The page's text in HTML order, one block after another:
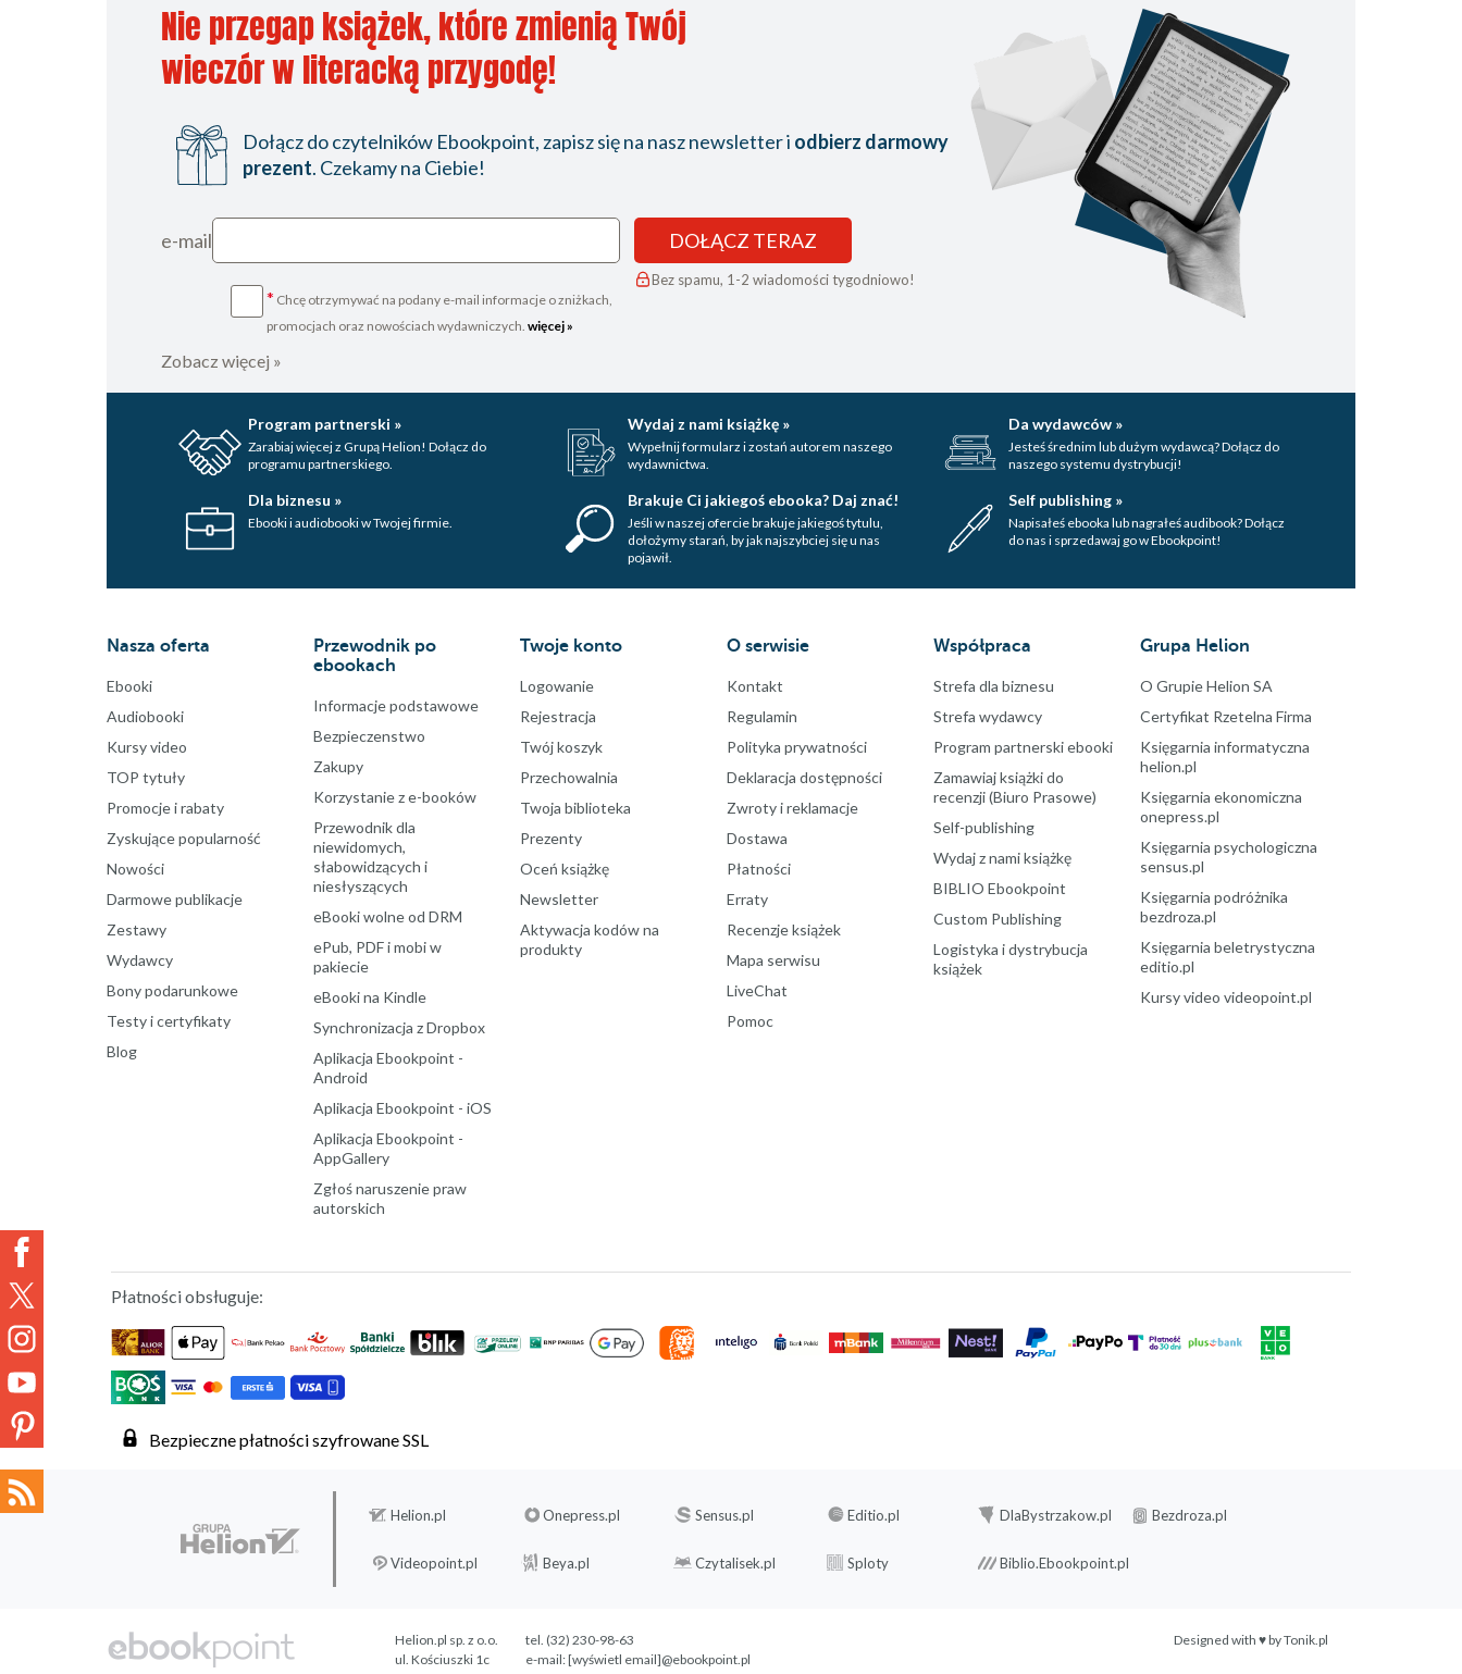
Nie przegap książek, które zmienią Twój
wieczór w literacką przygodę!
Dołącz do czytelników Ebookpoint, zapisz się na nasz newsletter i odbierz darmowy
prezent. Czekamy na Ciebie!
e-mail
* Chcę otrzymywać na podany e-mail informacje o zniżkach,
promocjach oraz nowościach wydawniczych. więcej »
DOŁĄCZ TERAZ
Bez spamu, 1-2 wiadomości tygodniowo!
Zobacz więcej »
Program partnerski »
Zarabiaj więcej z Grupą Helion! Dołącz do
programu partnerskiego.
Wydaj z nami książkę »
Wypełnij formularz i zostań autorem naszego
wydawnictwa.
Da wydawców »
Jesteś średnim lub dużym wydawcą? Dołącz do
naszego systemu dystrybucji!
Dla biznesu »
Ebooki i audiobooki w Twojej firmie.
Brakuje Ci jakiegoś ebooka? Daj znać!
Jeśli w naszej ofercie brakuje jakiegoś tytulu,
dołożymy starań, by jak najszybciej się u nas
pojawił.
Self publishing »
Napisałeś ebooka lub nagrałeś audibook? Dołącz
do nas i sprzedawaj go w Ebookpoint!
Nasza oferta
Ebooki
Audiobooki
Kursy video
TOP tytuły
Promocje i rabaty
Zyskujące popularność
Nowości
Darmowe publikacje
Zestawy
Wydawcy
Bony podarunkowe
Testy i certyfikaty
Blog
Przewodnik po
ebookach
Informacje podstawowe
Bezpieczenstwo
Zakupy
Korzystanie z e-booków
Przewodnik dla
niewidomych,
słabowidzących i
niesłyszących
eBooki wolne od DRM
ePub, PDF i mobi w
pakiecie
eBooki na Kindle
Synchronizacja z Dropbox
Aplikacja Ebookpoint -
Android
Aplikacja Ebookpoint - iOS
Aplikacja Ebookpoint -
AppGallery
Zgłoś naruszenie praw
autorskich
Twoje konto
Logowanie
Rejestracja
Twój koszyk
Przechowalnia
Twoja biblioteka
Prezenty
Oceń książkę
Newsletter
Aktywacja kodów na
produkty
O serwisie
Kontakt
Regulamin
Polityka prywatności
Deklaracja dostępności
Zwroty i reklamacje
Dostawa
Płatności
Erraty
Recenzje książek
Mapa serwisu
LiveChat
Pomoc
Współpraca
Strefa dla biznesu
Strefa wydawcy
Program partnerski ebooki
Zamawiaj książki do
recenzji (Biuro Prasowe)
Self-publishing
Wydaj z nami książkę
BIBLIO Ebookpoint
Custom Publishing
Logistyka i dystrybucja
książek
Grupa Helion
O Grupie Helion SA
Certyfikat Rzetelna Firma
Księgarnia informatyczna
helion.pl
Księgarnia ekonomiczna
onepress.pl
Księgarnia psychologiczna
sensus.pl
Księgarnia podróżnika
bezdroza.pl
Księgarnia beletrystyczna
editio.pl
Kursy video videopoint.pl
Płatności obsługuje:
Bezpieczne płatności szyfrowane SSL
Helion.pl Onepress.pl Sensus.pl Editio.pl DlaBystrzakow.pl Bezdroza.pl
Videopoint.pl Beya.pl Czytalisek.pl Sploty Biblio.Ebookpoint.pl
Designed with ♥ byTonik.pl
Helion.pl sp. z o.o.
ul. Kościuszki 1c
tel. (32) 230-98-63
e-mail:[wyświetl email]@ebookpoint.pl